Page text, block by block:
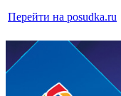
Перейти на posudka.ru